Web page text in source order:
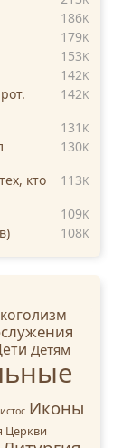
186K
179K
153K
142K
142K
131 K
130K
кто
113K
109K
108K
Детям
Иконы
Церкви